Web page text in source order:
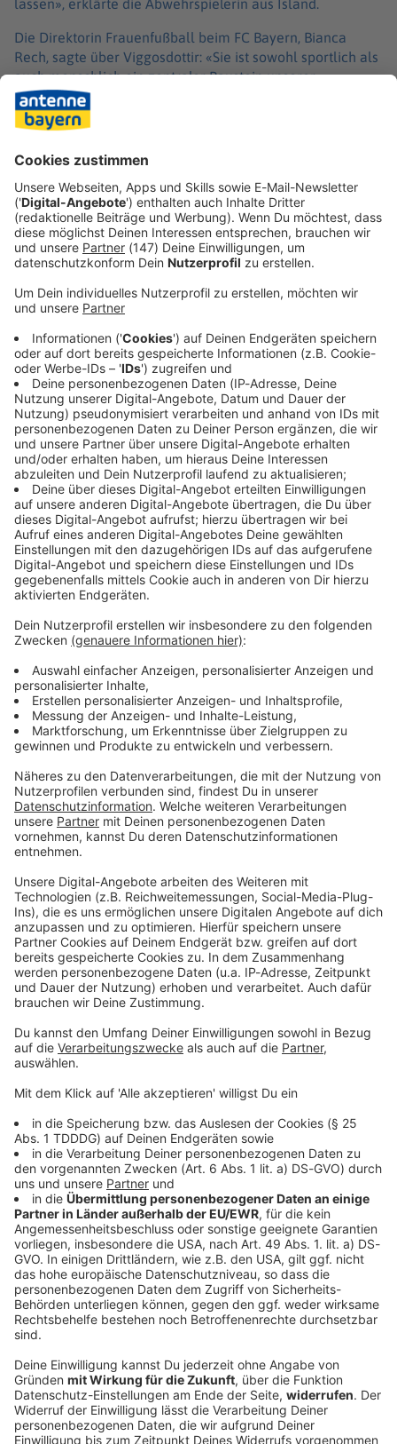
lassen», erklärte die Abwehrspielerin aus Island.
Die Direktorin Frauenfußball beim FC Bayern, Bianca
Rech, sagte über Viggosdottir: «Sie ist sowohl sportlich als
auch menschlich ein zentraler Baustein unserer
Mannschaft. Ihre Professionalität, ihr Teamgeist und ihre
Verlässlichkeit zeichnen sie aus und machen sie zu einer
wichtigen Stütze. Glódís lebt die Werte des FC Bayern auf
und neben dem Platz und gibt jeden Tag alles für den
Immer auf dem Laufenden
bleiben!
Verpass' nichts mehr - mit unserem kostenlosen
ANTENNE BAYERN Newsletter. Ob Nachrichten,
Lifestyle oder unsere neuesten Aktionen - wir
informieren dich.
Zum Newsletter anmelden
Du möchtest uns etwas sagen?
Studio Hotline
Kontaktformular
Sprachnachricht
© dpa-infocom, dpa:251223-930-461743/1
Bayern
Männer klauen Plastikkrokodil auf
Festgelände in Straubing
Mit einem drei Meter langen Krokodil spazieren zwei